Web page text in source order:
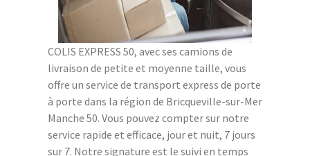
COLIS EXPRESS 50, avec ses camions de
livraison de petite et moyenne taille, vous
offre un service de transport express de porte
à porte dans la région de Bricqueville-sur-Mer
Manche 50. Vous pouvez compter sur notre
service rapide et efficace, jour et nuit, 7 jours
sur 7. Notre signature est le suivi en temps